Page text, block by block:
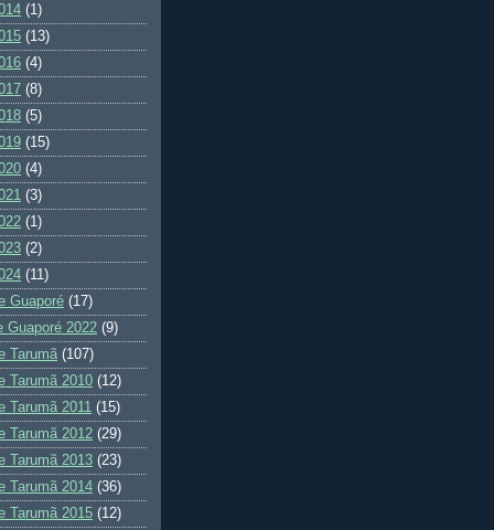
(1)
(13)
(4)
(8)
(5)
(15)
(4)
(3)
(1)
(2)
(11)
Guaporé (17)
Guaporé 2022 (9)
Tarumã (107)
Tarumã 2010 (12)
Tarumã 2011 (15)
Tarumã 2012 (29)
Tarumã 2013 (23)
Tarumã 2014 (36)
Tarumã 2015 (12)